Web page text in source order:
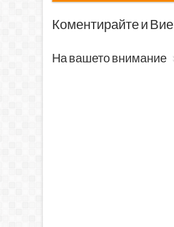
Коментирайте и Вие
На вашето внимание